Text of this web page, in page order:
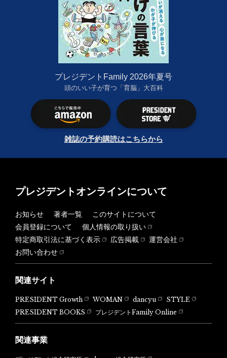
プレジデントFamily 2026年夏号
頭のいい子が育つ「育脳」大百科
雑誌の予約購読はこちらから
プレジデントオンラインについて
お知らせ 著者一覧
このサイトについて
会員登録について
個人情報の取り扱い
特定商取引法に基づく表示
広告掲載
運営会社
お問い合わせ
関連サイト
PRESIDENT Growth WOMAN dancyu
STYLE
PRESIDENT BOOKS
プレジデントFamily Online
関連事業